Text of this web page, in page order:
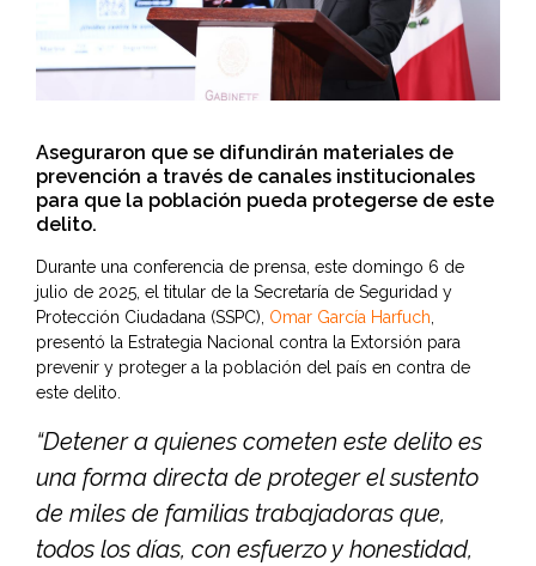
Aseguraron que se difundirán materiales de
prevención a través de canales institucionales
para que la población pueda protegerse de este
delito.
Durante una conferencia de prensa, este domingo 6 de
julio de 2025, el titular de la Secretaría de Seguridad y
Protección Ciudadana (SSPC), Omar García Harfuch,
presentó la Estrategia Nacional contra la Extorsión para
prevenir y proteger a la población del país en contra de
este delito.
“Detener a quienes cometen este delito es
una forma directa de proteger el sustento
de miles de familias trabajadoras que,
todos los días, con esfuerzo y honestidad,